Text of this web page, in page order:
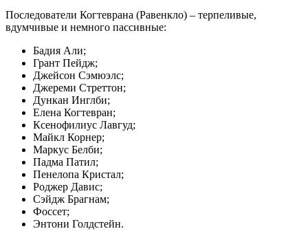
Последователи Когтеврана (Равенкло) – терпеливые,
вдумчивые и немного пассивные:
Бадия Али;
Грант Пейдж;
Джейсон Сэмюэлс;
Джереми Стреттон;
Дункан Инглби;
Елена Когтевран;
Ксенофилиус Лавгуд;
Майкл Корнер;
Маркус Белби;
Падма Патил;
Пенелопа Кристал;
Роджер Давис;
Сэйдж Брагнам;
Фоссет;
Энтони Голдстейн.